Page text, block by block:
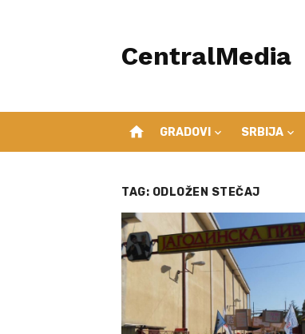
CentralMedia
home GRADOVI SRBIJA
TAG: ODLOŽEN STEČAJ